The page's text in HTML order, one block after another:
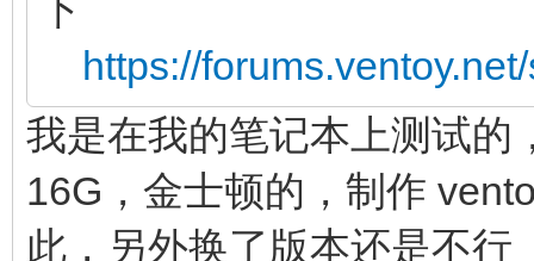
下
https://
我是在我的笔记本上测试
16G，金士顿的，制作
此，另外换了版本还是不行